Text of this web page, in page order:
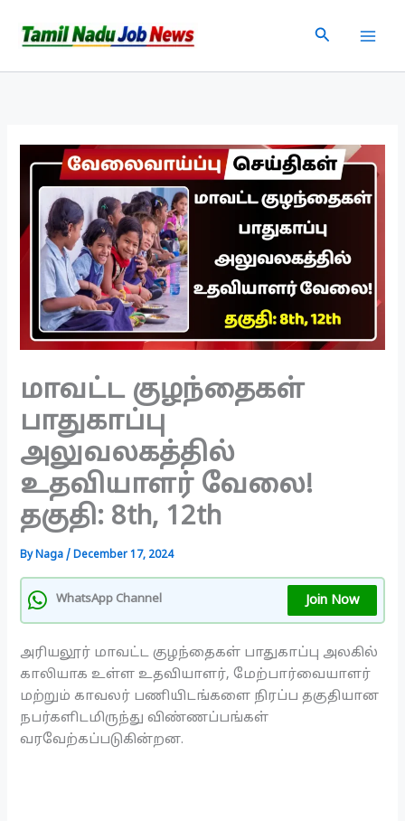
Search
மாவட்ட குழந்தைகள்
பாதுகாப்பு
அலுவலகத்தில்
உதவியாளர் வேலை!
தகுதி: 8th, 12th
ByNaga/December 17, 2024
WhatsApp Channel Join Now
அரியலூர் மாவட்ட குழந்தைகள் பாதுகாப்பு அலகில்
காலியாக உள்ள உதவியாளர், மேற்பார்வையாளர்
மற்றும் காவலர் பணியிடங்களை நிரப்ப தகுதியான
நபர்களிடமிருந்து விண்ணப்பங்கள்
வரவேற்கப்படுகின்றன.